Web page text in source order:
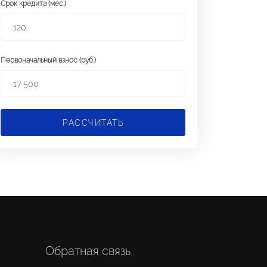
Срок кредита (мес.)
Первоначальный взнос (руб.)
РАССЧИТАТЬ
Обратная связь